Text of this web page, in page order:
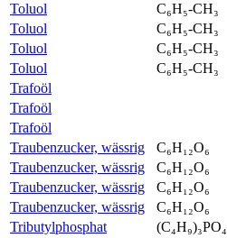
Toluol
C₆H₅-CH₃
Toluol
C₆H₅-CH₃
Toluol
C₆H₅-CH₃
Toluol
C₆H₅-CH₃
Trafoöl
Trafoöl
Trafoöl
Traubenzucker, wässrig
C₆H₁₂O₆
Traubenzucker, wässrig
C₆H₁₂O₆
Traubenzucker, wässrig
C₆H₁₂O₆
Traubenzucker, wässrig
C₆H₁₂O₆
Tributylphosphat
(C₄H₉)₃PO₄